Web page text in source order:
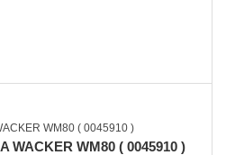
WACKER WM80 ( 0045910 )